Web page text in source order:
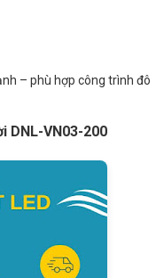
– phù hợp công trình đô
DNL-VN03-200